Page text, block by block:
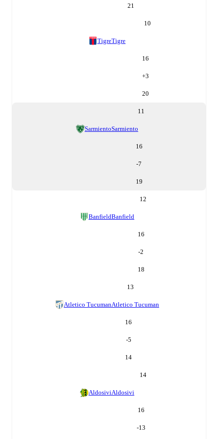
21
10
TigreTigre
16
+3
20
11
SarmientoSarmiento
16
-7
19
12
BanfieldBanfield
16
-2
18
13
Atletico TucumanAtletico Tucuman
16
-5
14
14
AldosiviAldosivi
16
-13